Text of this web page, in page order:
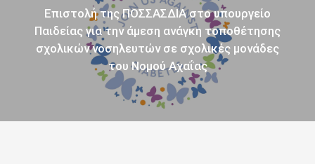
Επιστολή της ΠΟΣΣΑΣΔΙΑ στο υπουργείο
Παιδείας για την άμεση ανάγκη τοποθέτησης
σχολικών νοσηλευτών σε σχολικές μονάδες
του Νομού Αχαΐας